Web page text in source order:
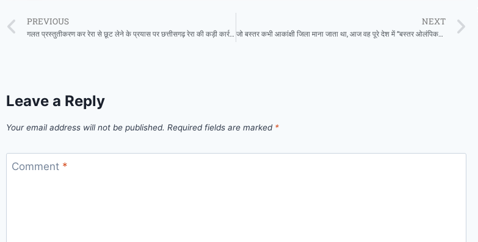
PREVIOUS
गलत प्रस्तुतीकरण कर रेरा से छूट लेने के प्रयास पर छत्तीसगढ़ रेरा की कड़ी कार्रवाई
NEXT
जो बस्तर कभी आकांक्षी जिला माना जाता था, आज वह पूरे देश में “बस्तर ओलंपिक” के नाम से जाना जा रहा है – प्रधानमंत्री
Leave a Reply
Your email address will not be published. Required fields are marked *
Comment *